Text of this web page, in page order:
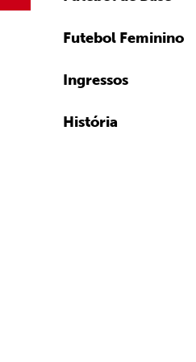
Futebol Feminino
Ingressos
História